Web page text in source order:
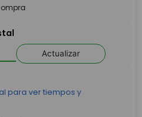
Actualizar